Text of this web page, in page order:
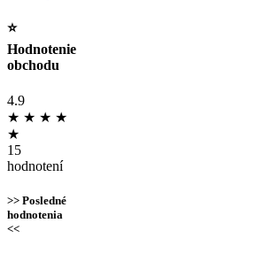
⭐
Hodnotenie
obchodu
4.9
★ ★ ★ ★
★
15
hodnotení
>> Posledné
hodnotenia
<<